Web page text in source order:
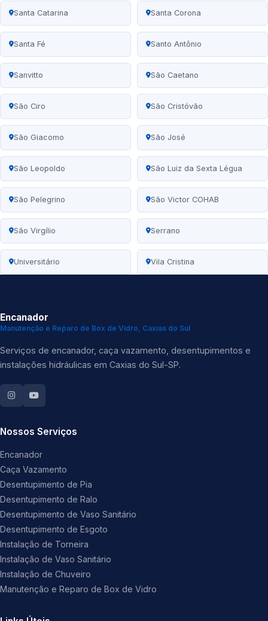
Santa Catarina Santa Corona
Santa Fé Santo Antônio
Sanvitto São Caetano
São Ciro São Cristóvão
São Giacomo São José
São Leopoldo São Luiz da Sexta Légua
São Pelegrino São Victor COHAB
São Virgílio Serrano
Universitário Vila Cristina
Encanador
Manutenção e Reparo de Box de Vidro, Caxias do Sul
Serviços de encanador, caça vazamento, desentupimentos e
instalações hidráulicas em Caxias do Sul-SP.
Nossos Serviços
Encanador
Caça Vazamento
Desentupimento de Pia
Desentupimento de Ralo
Desentupimento de Vaso Sanitário
Desentupimento de Esgoto
Instalação de Torneira
Instalação de Vaso Sanitário
Instalação de Chuveiro
Manutenção e Reparo de Box de Vidro